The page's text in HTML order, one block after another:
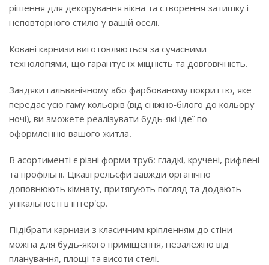
рішення для декорування вікна та створення затишку і
неповторного стилю у вашій оселі.
Ковані карнизи виготовляються за сучасними
технологіями, що гарантує їх міцність та довговічність.
Завдяки гальванічному або фарбованому покриттю, яке
передає усю гаму кольорів (від сніжно-білого до кольору
ночі), ви зможете реалізувати будь-які ідеї по
оформленню вашого житла.
В асортименті є різні форми труб: гладкі, кручені, рифлені
та профільні. Цікаві рельєфи завжди органічно
доповнюють кімнату, притягують погляд та додають
унікальності в інтер'єр.
Підібрати карнизи з класичним кріпленням до стіни
можна для будь-якого приміщення, незалежно від
планування, площі та висоти стелі.